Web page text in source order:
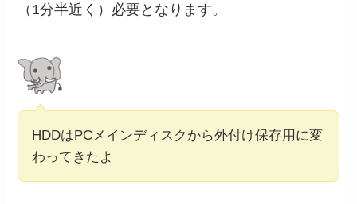
（1分半近く）必要となります。
HDDはPCメインディスクから外付け保存用に変
わってきたよ